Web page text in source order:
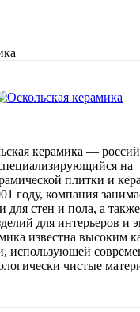
керамика —
на
плитки и
году, компания
для стен и пола, а
для интерьеров и
известна высоким
использующей
чистые